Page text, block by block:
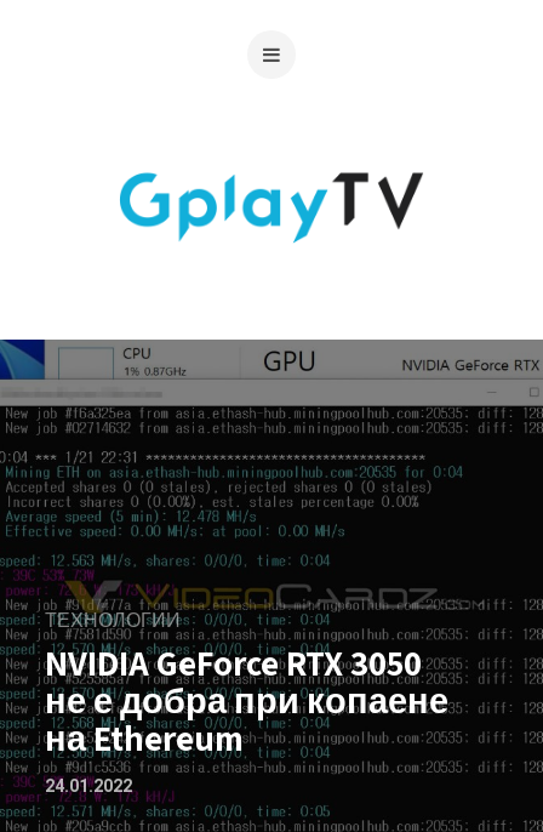
ТЕХНОЛОГИИ
NVIDIA GeForce RTX 3050
не е добра при копаене
на Ethereum
24.01.2022